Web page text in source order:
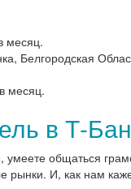
месяц.
Белгородская
в месяц.
в Т-
умеете общаться
рынки. И, как нам